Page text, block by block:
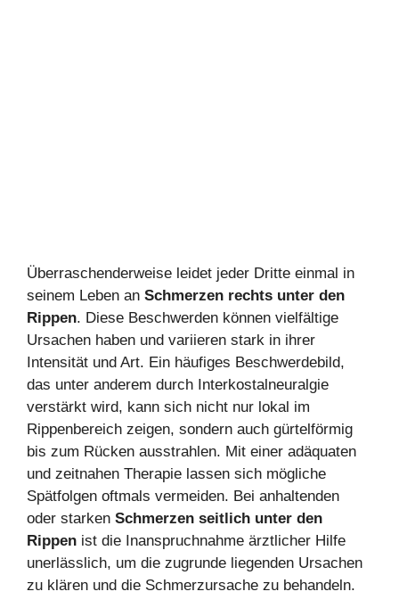
Überraschenderweise leidet jeder Dritte einmal in
seinem Leben an Schmerzen rechts unter den
Rippen. Diese Beschwerden können vielfältige
Ursachen haben und variieren stark in ihrer
Intensität und Art. Ein häufiges Beschwerdebild,
das unter anderem durch Interkostalneuralgie
verstärkt wird, kann sich nicht nur lokal im
Rippenbereich zeigen, sondern auch gürtelförmig
bis zum Rücken ausstrahlen. Mit einer adäquaten
und zeitnahen Therapie lassen sich mögliche
Spätfolgen oftmals vermeiden. Bei anhaltenden
oder starken Schmerzen seitlich unter den
Rippen ist die Inanspruchnahme ärztlicher Hilfe
unerlässlich, um die zugrunde liegenden Ursachen
zu klären und die Schmerzursache zu behandeln.